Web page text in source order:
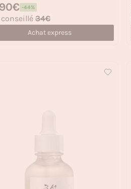
-44%
habituel
34€
Achat express